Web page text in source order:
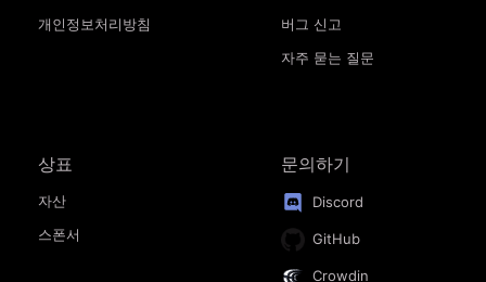
개인정보처리방침
버그 신고
자주 묻는 질문
상표
자산
스폰서
문의하기
Discord
GitHub
Crowdin